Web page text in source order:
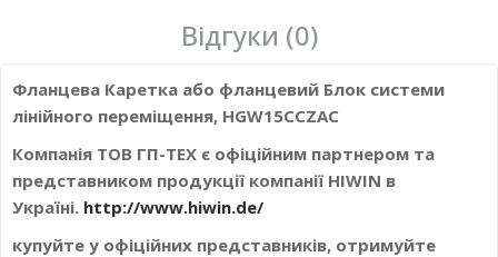
Відгуки (0)
Фланцева Каретка або фланцевий Блок системи
лінійного переміщення, HGW15CCZAC
Компанія ТОВ ГП-ТЕХ є офіційним партнером та
представником продукції компанії HIWIN в
Україні. http://www.hiwin.de/
купуйте у офіційних представників, отримуйте